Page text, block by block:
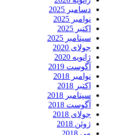
دسامبر 2025
نوامبر 2025
اکتبر 2025
سپتامبر 2025
جولای 2020
ژانویه 2020
آگوست 2019
نوامبر 2018
اکتبر 2018
سپتامبر 2018
آگوست 2018
جولای 2018
ژوئن 2018
می 2018